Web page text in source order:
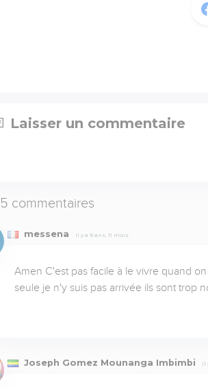
Laisser un commentaire
5 commentaires
messena Il y a 9 ans, 11 mois
Amen C'est pas facile à le vivre quand
seule je n'y suis pas arrivée ils sont trop
Joseph Gomez Mounanga Imbimbi Il